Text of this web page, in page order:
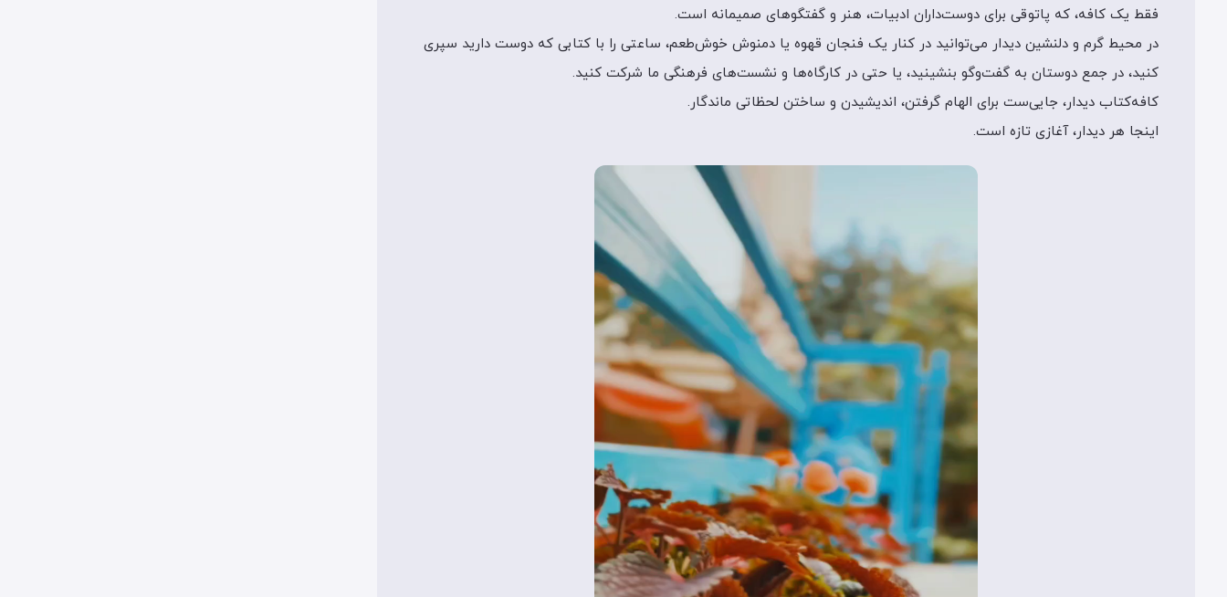
فقط یک کافه، که پاتوقی برای دوست‌داران ادبیات، هنر و گفتگوهای صمیمانه است.
در محیط گرم و دلنشین دیدار می‌توانید در کنار یک فنجان قهوه یا دمنوش خوش‌طعم، ساعتی را با کتابی که دوست دارید سپری
کنید، در جمع دوستان به گفت‌وگو بنشینید، یا حتی در کارگاه‌ها و نشست‌های فرهنگی ما شرکت کنید.
کافه‌کتاب دیدار، جایی‌ست برای الهام گرفتن، اندیشیدن و ساختن لحظاتی ماندگار.
اینجا هر دیدار، آغازی تازه است.